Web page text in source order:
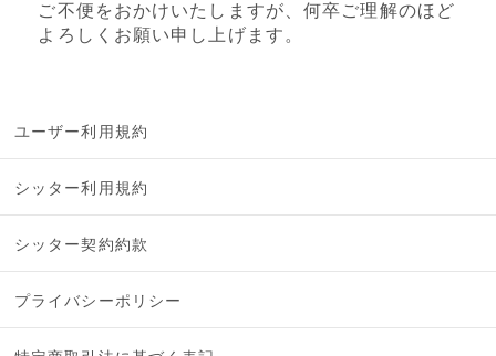
ご不便をおかけいたしますが、何卒ご理解のほど
よろしくお願い申し上げます。
ユーザー利用規約
シッター利用規約
シッター契約約款
プライバシーポリシー